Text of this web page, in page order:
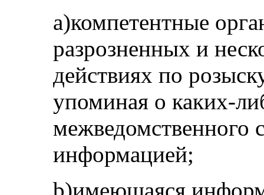
a)компетентные
разрозненных и
действиях по
упоминая о каких-
межведомственного
информацией;